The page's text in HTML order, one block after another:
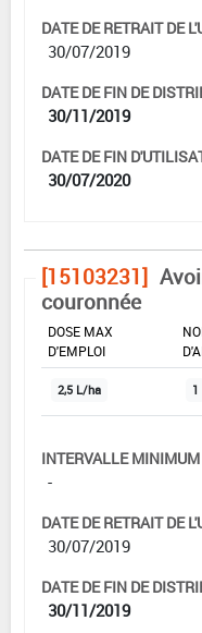
DATE DE RETRAIT DE
30/07/2019
DATE DE FIN DE
30/11/2019
DATE DE FIN
30/07/2020
[15103231]
couronnée
DOSE MAX
D'EMPLOI
2,5 L/ha 1
INTERVALLE
-
DATE DE RETRAIT DE
30/07/2019
DATE DE FIN DE
30/11/2019